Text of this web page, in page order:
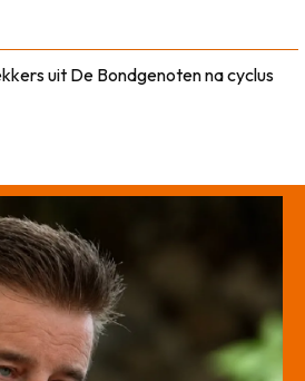
uit De Bondgenoten na cyclus